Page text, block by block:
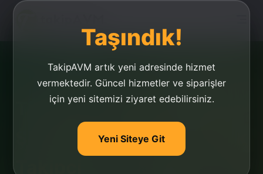
Taşındık!
TakipAVM artık yeni adresinde hizmet
vermektedir. Güncel hizmetler ve siparişler
için yeni sitemizi ziyaret edebilirsiniz.
Yeni Siteye Git
TİK TOK TAKİPÇİ HİLESİ
ŞİFRESİZ - Şifresiz Tiktok